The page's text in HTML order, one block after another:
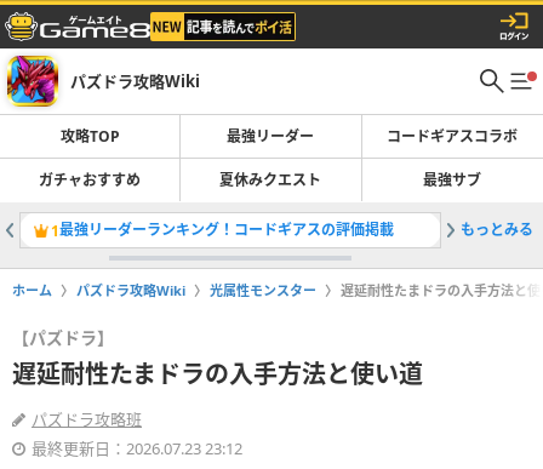
パズドラ攻略Wiki
攻略TOP 最強リーダー コードギアスコラボ
ガチャおすすめ 夏休みクエスト 最強サブ
1最強リーダーランキング！コードギアスの評価掲載 2コード
もっとみる
ホーム パズドラ攻略Wiki 光属性モンスター 遅延耐性たまドラの入手方法と
【パズドラ】
遅延耐性たまドラの入手方法と使い道
パズドラ攻略班
最終更新日：2026.07.23 23:12